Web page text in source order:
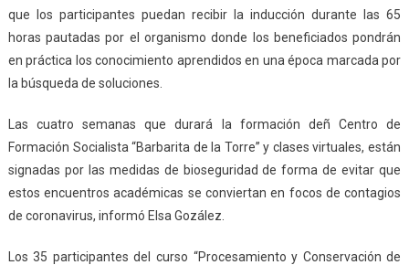
que los participantes puedan recibir la inducción durante las 65
horas pautadas por el organismo donde los beneficiados pondrán
en práctica los conocimiento aprendidos en una época marcada por
la búsqueda de soluciones.
Las cuatro semanas que durará la formación deñ Centro de
Formación Socialista “Barbarita de la Torre” y clases virtuales, están
signadas por las medidas de bioseguridad de forma de evitar que
estos encuentros académicas se conviertan en focos de contagios
de coronavirus, informó Elsa Gozález.
Los 35 participantes del curso “Procesamiento y Conservación de